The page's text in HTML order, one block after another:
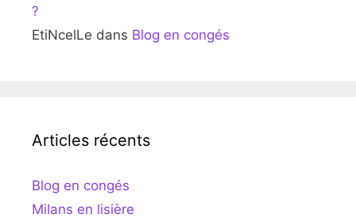
?
EtiNcelLe dans Blog en congés
Articles récents
Blog en congés
Milans en lisière